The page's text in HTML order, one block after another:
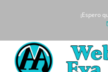
¡Espero